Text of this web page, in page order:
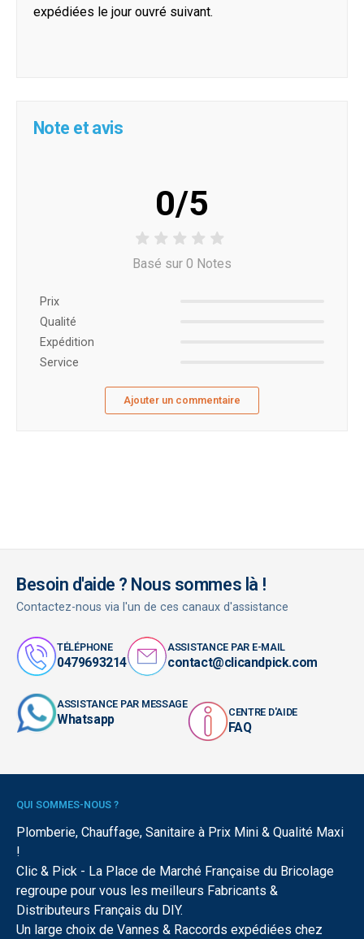
expédiées le jour ouvré suivant.
Note et avis
0/5
Basé sur 0 Notes
Prix ​​
Qualité
Expédition
Service
Ajouter un commentaire
Besoin d'aide ? Nous sommes là !
Contactez-nous via l'un de ces canaux d'assistance
TÉLÉPHONE
0479693214
ASSISTANCE PAR E-MAIL
contact@clicandpick.com
ASSISTANCE PAR MESSAGE
Whatsapp CENTRE D'AIDE
FAQ
QUI SOMMES-NOUS ?
Plomberie, Chauffage, Sanitaire à Prix Mini & Qualité Maxi
!
Clic & Pick - La Place de Marché Française du Bricolage
regroupe pour vous les meilleurs Fabricants &
Distributeurs Français du DIY.
Un large choix de Vannes & Raccords expédiées chez